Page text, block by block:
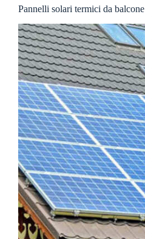
Pannelli solari termici da balcone